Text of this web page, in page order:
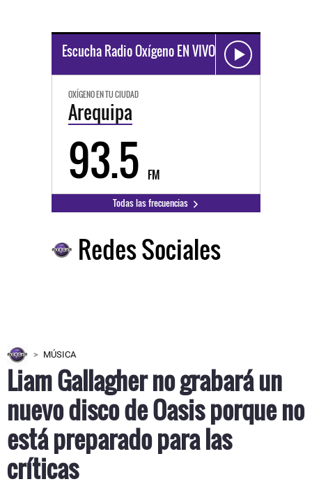
Escucha Radio Oxígeno EN VIVO
OXÍGENO EN TU CIUDAD
Arequipa
93.5 FM
Todas las frecuencias
Redes Sociales
MÚSICA
Liam Gallagher no grabará un
nuevo disco de Oasis porque no
está preparado para las
críticas